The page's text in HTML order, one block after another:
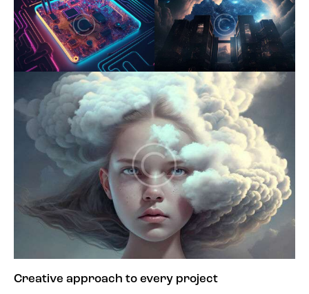
Creative approach to every project